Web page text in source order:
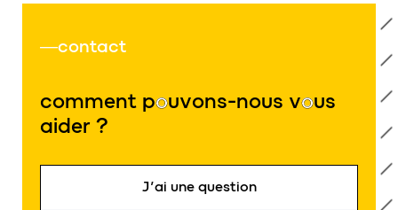
contact
comment pouvons-nous vous
aider ?
J’ai une question